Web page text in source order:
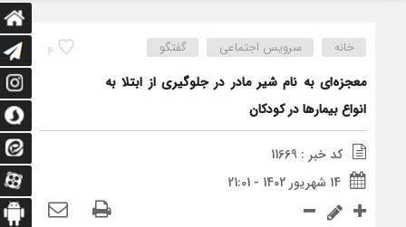
4 خانه سرویس اجتماعی گفتگو
معجزه‌ای به نام شیر مادر در جلوگیری از ابتلا به
انواع بیمارها در کودکان
کد خبر : 11669
14 شهریور 1402 - 21:01